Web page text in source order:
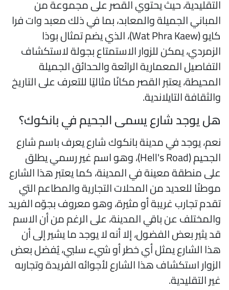
حيث يحتوي القصر على مجموعة من
الجميلة والمعابد، بما في ذلك معبد وات فرا
كايو (Wat Phra Kaew)، الذي يضم تمثال بوذا
يمكن للزوار الاستمتاع بجولة لاستكشاف
المعمارية الرائعة والحدائق الجميلة
يعتبر القصر مكانًا مثاليًا للتعرف على التاريخ
التايلاندية.
يوجد شارع يسمى الجحيم في بانكوك؟
يوجد في مدينة بانكوك شارع يعرف باسم شارع
الجحيم (Hell's Road)، وهو اسم غير رسمي يطلق
منطقة معينة في المدينة، كما يعتبر هذا الشارع
للعديد من المحلات التجارية والمطاعم التي
تجارب غريبة أو مثيرة، وهو معروف بجوّه الفريد
عن باقي المدينة، على الرغم من أن الاسم
يثير بعض الفضول، إلا أنه لا يوجد ما يشير إلى أن
الشارع يمثل أي خطر أو شيء سلبي، يُفضل بعض
استكشاف هذا الشارع لأجوائه الفريدة وتجاربه
التقليدية.